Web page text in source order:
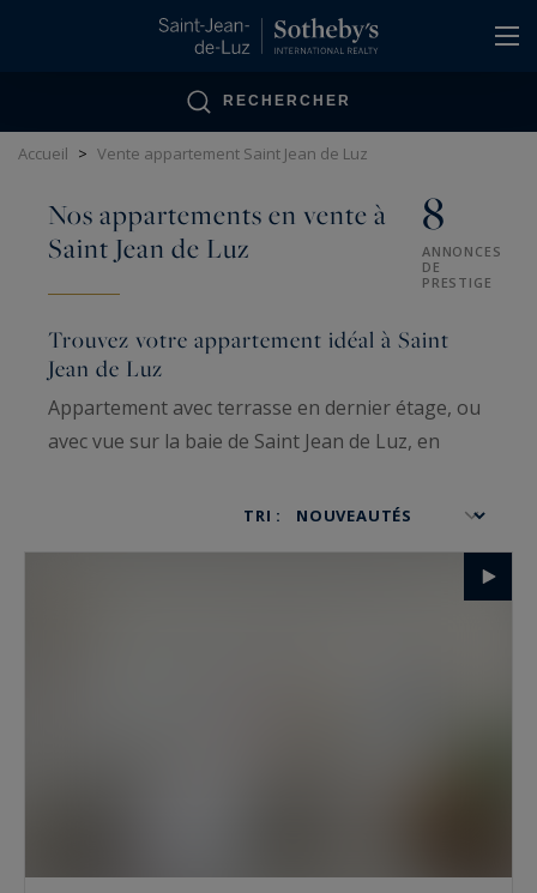
RECHERCHER
Accueil > Vente appartement Saint Jean de Luz
Nos appartements en vente à
Saint Jean de Luz
8
ANNONCES
DE
PRESTIGE
Trouvez votre appartement idéal à Saint
Jean de Luz
Appartement avec terrasse en dernier étage, ou
avec vue sur la baie de Saint Jean de Luz, en
d'appartements à vendre à Saint Jean de Luz.
TRI :